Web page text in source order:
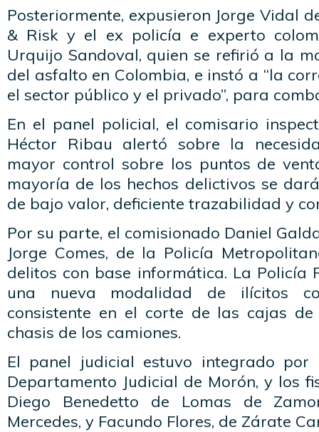
Posteriormente, expusieron Jorge Vidal
& Risk y el ex policía e experto
Urquijo Sandoval, quien se refirió a la
del asfalto en Colombia, e instó a “la
el sector público y el privado”, para
En el panel policial, el comisario
Héctor Ribau alertó sobre la
mayor control sobre los puntos de
mayoría de los hechos delictivos se
de bajo valor, deficiente trazabilidad y
Por su parte, el comisionado Daniel
Jorge Comes, de la Policía
delitos con base informática. La Policía
una nueva modalidad de ilícitos
consistente en el corte de las cajas
chasis de los camiones.
El panel judicial estuvo integrado por
Departamento Judicial de Morón, y los
Diego Benedetto de Lomas de
Mercedes, y Facundo Flores, de Zárate